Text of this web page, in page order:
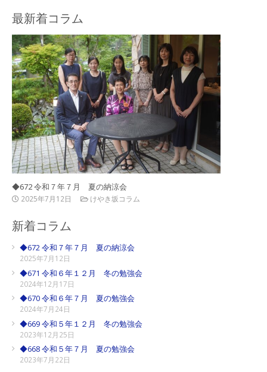
最新着コラム
◆672 令和７年７月 夏の納涼会
2025年7月12日 けやき坂コラム
新着コラム
◆672 令和７年７月 夏の納涼会
2025年7月12日
◆671 令和６年１２月 冬の勉強会
2024年12月17日
◆670 令和６年７月 夏の勉強会
2024年7月24日
◆669 令和５年１２月 冬の勉強会
2023年12月25日
◆668 令和５年７月 夏の勉強会
2023年7月22日